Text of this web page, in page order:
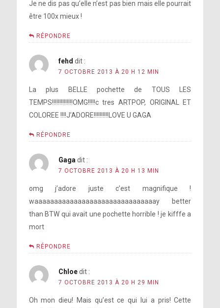
Je ne dis pas qu’elle n’est pas bien mais elle pourrait
être 100x mieux !
RÉPONDRE
fehd dit :
7 OCTOBRE 2013 À 20 H 12 MIN
La plus BELLE pochette de TOUS LES
TEMPS!!!!!!!!!!!!!!OMG!!!!!c tres ARTPOP, ORIGINAL ET
COLOREE !!!!J’ADORE!!!!!!!!!!LOVE U GAGA
RÉPONDRE
Gaga dit :
7 OCTOBRE 2013 À 20 H 13 MIN
omg j’adore juste c’est magnifique !
waaaaaaaaaaaaaaaaaaaaaaaaaaaaaaay better
than BTW qui avait une pochette horrible ! je kifffe a
mort
RÉPONDRE
Chloe dit :
7 OCTOBRE 2013 À 20 H 29 MIN
Oh mon dieu! Mais qu’est ce qui lui a pris! Cette